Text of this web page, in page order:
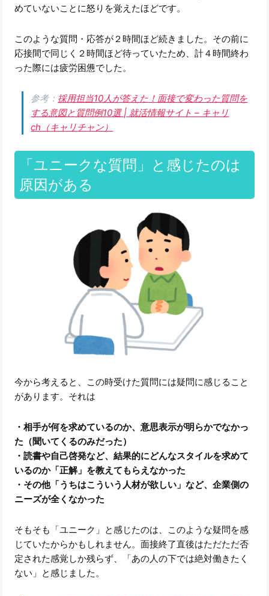
めていないことに怒りを覚えたほどです。
このような質問・応答が２時間ほど続きました。その前に
応接間で同じく２時間ほど待っていたため、計４時間終わ
った際には疲労困憊でした。
参考： 採用担当10人が答えた！面接で変わった質問を
する意図と質問例10選 | 就活情報サイト – キャリ
ch（キャリチャン）
「ユニークな質問」と感じたのは
原因がある
今から考えると、この時受けた質問には疑問に感じること
があります。それは
・相手が何を求めているのか、意思表示が明らかでなかっ
た（聞いてくるのみだった）
・読書や自己啓発など、結果的にどんなスタイルを求めて
いるのか「正解」を教えてもらえなかった
・その他「うちはこういう人材が欲しい」など、企業側の
ニーズが全くなかった
そもそも「ユニーク」と感じたのは、このような疑問を感
じていたからかもしれません。面接終了直後はただただ否
定された感覚しか残らず、「あの人の下では絶対働きたく
ない」と感じました。